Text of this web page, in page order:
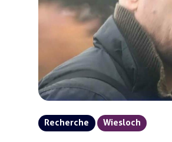
Recherche Wiesloch